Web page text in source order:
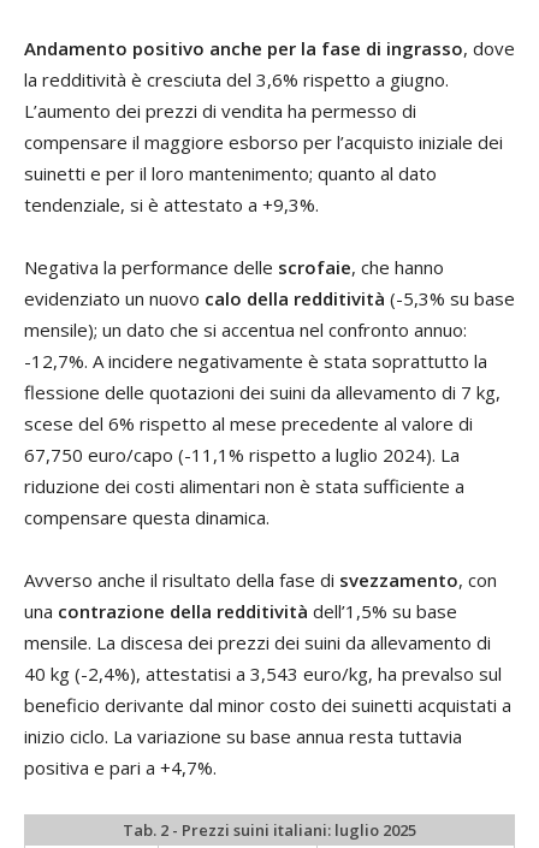
Andamento positivo anche per la fase di ingrasso, dove
la redditività è cresciuta del 3,6% rispetto a giugno.
L’aumento dei prezzi di vendita ha permesso di
compensare il maggiore esborso per l’acquisto iniziale dei
suinetti e per il loro mantenimento; quanto al dato
tendenziale, si è attestato a +9,3%.
Negativa la performance delle scrofaie, che hanno
evidenziato un nuovo calo della redditività (-5,3% su base
mensile); un dato che si accentua nel confronto annuo:
-12,7%. A incidere negativamente è stata soprattutto la
flessione delle quotazioni dei suini da allevamento di 7 kg,
scese del 6% rispetto al mese precedente al valore di
67,750 euro/capo (-11,1% rispetto a luglio 2024). La
riduzione dei costi alimentari non è stata sufficiente a
compensare questa dinamica.
Avverso anche il risultato della fase di svezzamento, con
una contrazione della redditività dell’1,5% su base
mensile. La discesa dei prezzi dei suini da allevamento di
40 kg (-2,4%), attestatisi a 3,543 euro/kg, ha prevalso sul
beneficio derivante dal minor costo dei suinetti acquistati a
inizio ciclo. La variazione su base annua resta tuttavia
positiva e pari a +4,7%.
Tab. 2 - Prezzi suini italiani: luglio 2025